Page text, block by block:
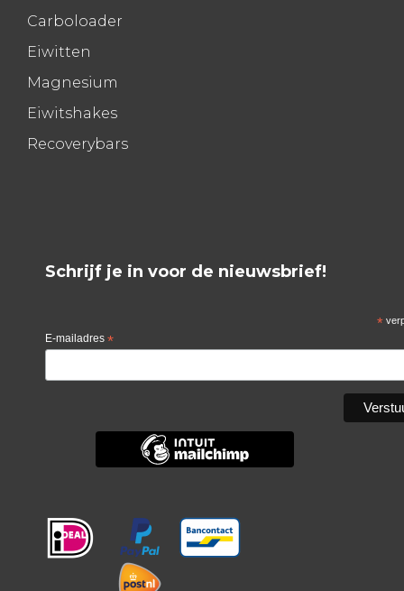
Carboloader
Eiwitten
Magnesium
Eiwitshakes
Recoverybars
Schrijf je in voor de nieuwsbrief!
*
E-mailadres *